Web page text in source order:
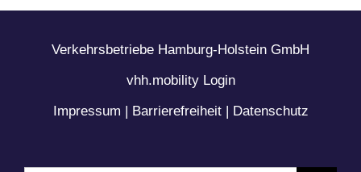
Verkehrsbetriebe Hamburg-Holstein GmbH
vhh.mobility Login
Impressum | Barrierefreiheit| Datenschutz